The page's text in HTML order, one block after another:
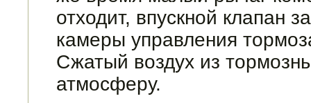
отходит, впускной клапан
камеры управления
Сжатый воздух из
атмосферу.